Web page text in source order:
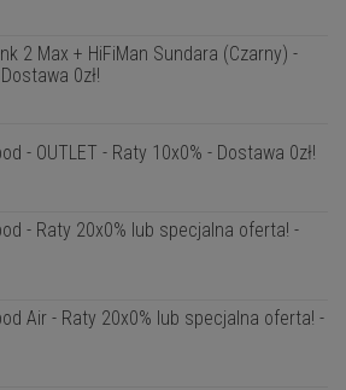
2 Max + HiFiMan Sundara (Czarny) -
0zł!
- OUTLET - Raty 10x0% - Dostawa 0zł!
- Raty 20x0% lub specjalna oferta! -
Air - Raty 20x0% lub specjalna oferta! -